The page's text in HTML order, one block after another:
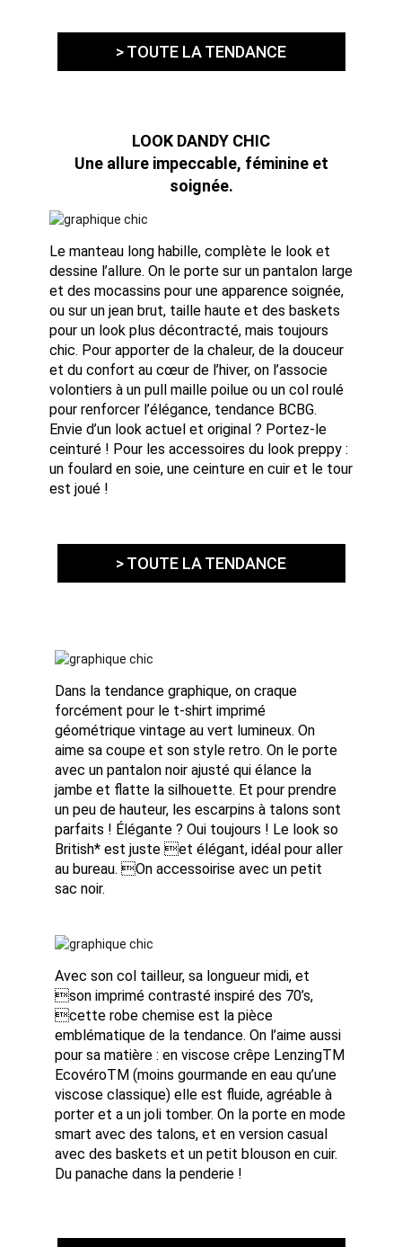
> TOUTE LA TENDANCE
LOOK DANDY CHIC
Une allure impeccable, féminine et
soignée.
Le manteau long habille, complète le look et
dessine l’allure. On le porte sur un pantalon large
et des mocassins pour une apparence soignée,
ou sur un jean brut, taille haute et des baskets
pour un look plus décontracté, mais toujours
chic. Pour apporter de la chaleur, de la douceur
et du confort au cœur de l’hiver, on l’associe
volontiers à un pull maille poilue ou un col roulé
pour renforcer l’élégance, tendance BCBG.
Envie d’un look actuel et original ? Portez-le
ceinturé ! Pour les accessoires du look preppy :
un foulard en soie, une ceinture en cuir et le tour
est joué !
> TOUTE LA TENDANCE
Dans la tendance graphique, on craque
forcément pour le t-shirt imprimé
géométrique vintage au vert lumineux. On
aime sa coupe et son style retro. On le porte
avec un pantalon noir ajusté qui élance la
jambe et flatte la silhouette. Et pour prendre
un peu de hauteur, les escarpins à talons sont
parfaits ! Élégante ? Oui toujours ! Le look so
British* est juste et élégant, idéal pour aller
au bureau. On accessoirise avec un petit
sac noir.
Avec son col tailleur, sa longueur midi, et
son imprimé contrasté inspiré des 70’s,
cette robe chemise est la pièce
emblématique de la tendance. On l’aime aussi
pour sa matière : en viscose crêpe LenzingTM
EcovéroTM (moins gourmande en eau qu’une
viscose classique) elle est fluide, agréable à
porter et a un joli tomber. On la porte en mode
smart avec des talons, et en version casual
avec des baskets et un petit blouson en cuir.
Du panache dans la penderie !